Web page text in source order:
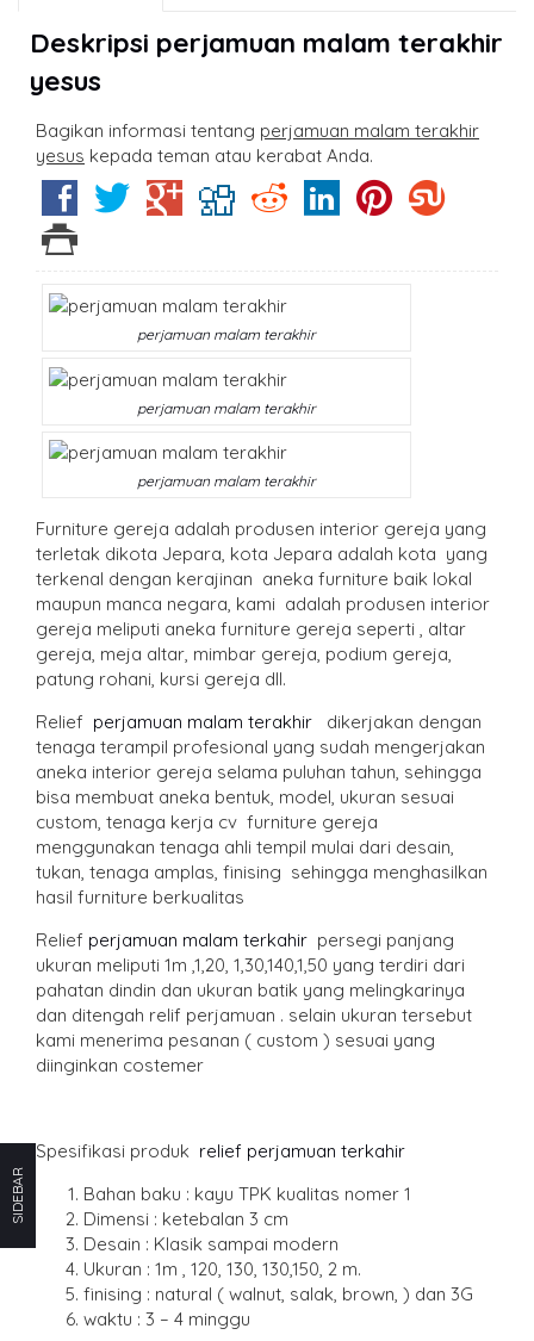
Deskripsi perjamuan malam terakhir
yesus
Bagikan informasi tentang perjamuan malam terakhir
yesus kepada teman atau kerabat Anda.
perjamuan malam terakhir
perjamuan malam terakhir
perjamuan malam terakhir
Furniture gereja adalah produsen interior gereja yang
terletak dikota Jepara, kota Jepara adalah kota yang
terkenal dengan kerajinan aneka furniture baik lokal
maupun manca negara, kami adalah produsen interior
gereja meliputi aneka furniture gereja seperti , altar
gereja, meja altar, mimbar gereja, podium gereja,
patung rohani, kursi gereja dll.
Relief perjamuan malam terakhir
dikerjakan dengan
tenaga terampil profesional yang sudah mengerjakan
aneka interior gereja selama puluhan tahun, sehingga
bisa membuat aneka bentuk, model, ukuran sesuai
custom, tenaga kerja cv furniture gereja
menggunakan tenaga ahli tempil mulai dari desain,
tukan, tenaga amplas, finising sehingga menghasilkan
hasil furniture berkualitas
Relief perjamuan malam terkahir persegi panjang
ukuran meliputi 1m ,1,20, 1,30,140,1,50 yang terdiri dari
pahatan dindin dan ukuran batik yang melingkarinya
dan ditengah relif perjamuan . selain ukuran tersebut
kami menerima pesanan ( custom ) sesuai yang
diinginkan costemer
Spesifikasi produk relief perjamuan terkahir
Bahan baku : kayu TPK kualitas nomer 1
Dimensi : ketebalan 3 cm
Desain : Klasik sampai modern
Ukuran : 1m , 120, 130, 130,150, 2 m.
finising : natural ( walnut, salak, brown, ) dan 3G
waktu : 3 – 4 minggu
SIDEBAR